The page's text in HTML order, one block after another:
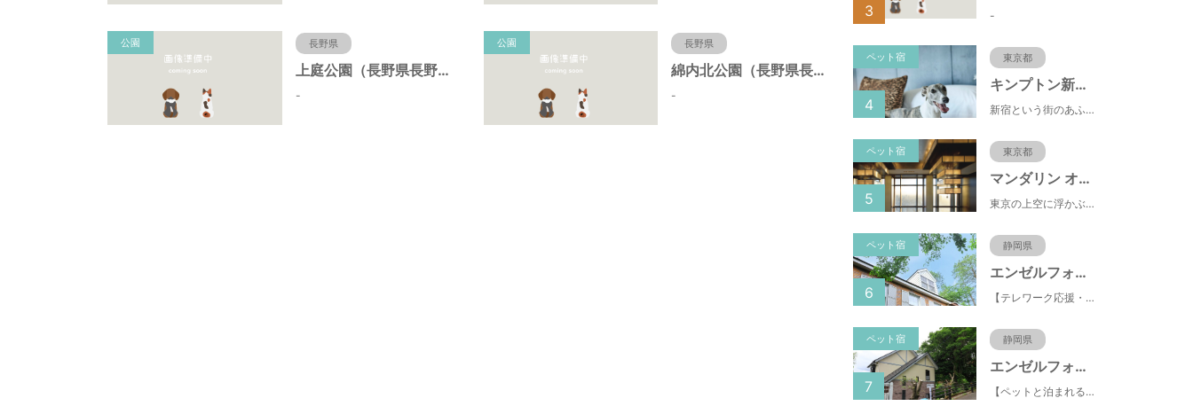
公園 長野県
上庭公園（長野県長野市）
-
公園 長野県
綿内北公園（長野県長野市）
-
-
3
ペット宿 東京都
キンプトン新宿東京
新宿という街のあふれるエネルギーを映し出すようなライブ感のあるホテルなのに、中へと足を踏み入れれば、そこは別世界に
4
ペット宿 東京都
マンダリン オリエンタル 東京
東京の上空に浮かぶマンダリン オリエンタル 東京は、眼下にすばらしい風景が広がるラグジュアリーな5つ星ホテルです。凜とした風格ある佇まいと和モダンのスタイルに、最新鋭のテクノロジー、定評あるスパ、驚きと感動に満ちた食体験、卓越したサービスを融合させ、真心を込めてお客さまをおもてなしいたします。
5
ペット宿 静岡県
エンゼルフォレスト伊豆スカイライン
【テレワーク応援・ペットと泊まれる】ゴルフ場隣接のまるごと貸切別荘（自炊OK）
6
ペット宿 静岡県
エンゼルフォレスト伊豆高原(赤沢望洋台)
【ペットと泊まれる】源泉かけ流し温泉付の1棟貸切別荘（自炊OK）全別荘内装リフォーム済み♪
7